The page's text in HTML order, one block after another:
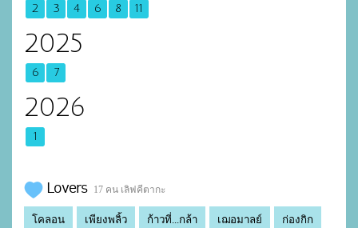
2 3 4 6 8 11
2025
6 7
2026
1
Lovers 17 คน เลิฟคีตากะ
โคลอน เพียงพลิ้ว ก้าวที่...กล้า เฌอมาลย์ ก่องกิก